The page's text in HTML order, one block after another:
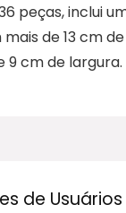
peças, inclui
de 13 cm
cm de largura.
de Usuários